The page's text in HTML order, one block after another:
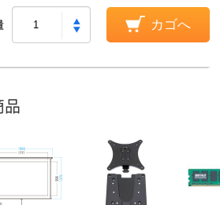
カゴへ
品